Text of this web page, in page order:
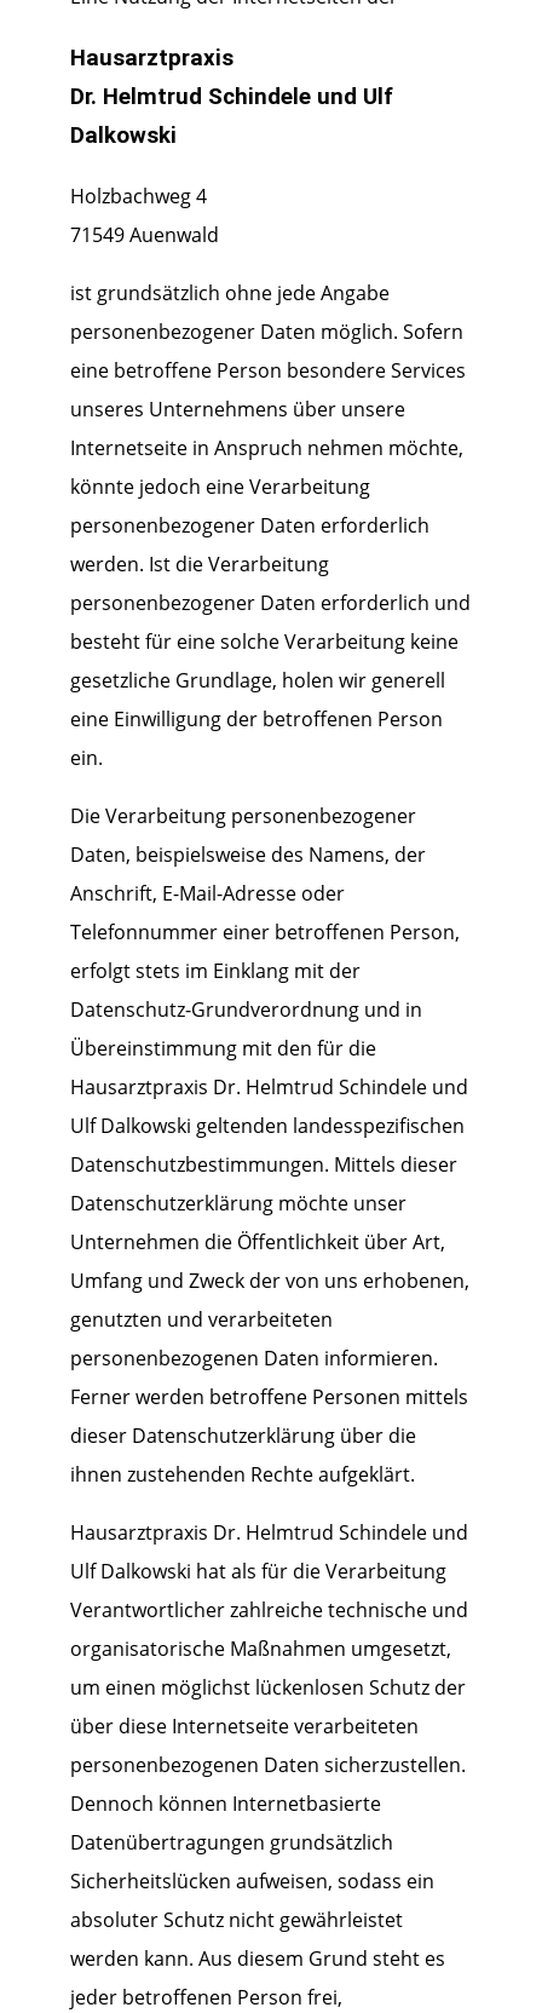
Hausarztpraxis
Dr. Helmtrud Schindele und Ulf
Dalkowski
Holzbachweg 4
71549 Auenwald
ist grundsätzlich ohne jede Angabe
personenbezogener Daten möglich. Sofern
eine betroffene Person besondere Services
unseres Unternehmens über unsere
Internetseite in Anspruch nehmen möchte,
könnte jedoch eine Verarbeitung
personenbezogener Daten erforderlich
werden. Ist die Verarbeitung
personenbezogener Daten erforderlich und
besteht für eine solche Verarbeitung keine
gesetzliche Grundlage, holen wir generell
eine Einwilligung der betroffenen Person
ein.
Die Verarbeitung personenbezogener
Daten, beispielsweise des Namens, der
Anschrift, E-Mail-Adresse oder
Telefonnummer einer betroffenen Person,
erfolgt stets im Einklang mit der
Datenschutz-Grundverordnung und in
Übereinstimmung mit den für die
Hausarztpraxis Dr. Helmtrud Schindele und
Ulf Dalkowski geltenden landesspezifischen
Datenschutzbestimmungen. Mittels dieser
Datenschutzerklärung möchte unser
Unternehmen die Öffentlichkeit über Art,
Umfang und Zweck der von uns erhobenen,
genutzten und verarbeiteten
personenbezogenen Daten informieren.
Ferner werden betroffene Personen mittels
dieser Datenschutzerklärung über die
ihnen zustehenden Rechte aufgeklärt.
Hausarztpraxis Dr. Helmtrud Schindele und
Ulf Dalkowski hat als für die Verarbeitung
Verantwortlicher zahlreiche technische und
organisatorische Maßnahmen umgesetzt,
um einen möglichst lückenlosen Schutz der
über diese Internetseite verarbeiteten
personenbezogenen Daten sicherzustellen.
Dennoch können Internetbasierte
Datenübertragungen grundsätzlich
Sicherheitslücken aufweisen, sodass ein
absoluter Schutz nicht gewährleistet
werden kann. Aus diesem Grund steht es
jeder betroffenen Person frei,